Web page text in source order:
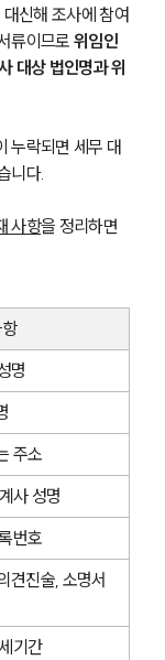
신해 조사에 참여
류이므로 위임인
대상 법인명과 위
누락되면 세무 대
니다.
사항을 정리하면
명
주소
사 성명
번호
견진술, 소명서
기간